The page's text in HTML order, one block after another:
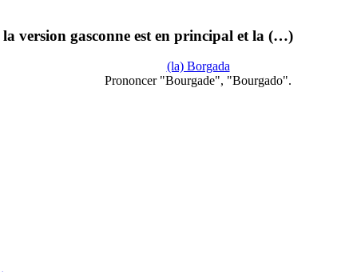
version gasconne est en principal et la (…)
(la) Borgada
Prononcer "Bourgade", "Bourgado".